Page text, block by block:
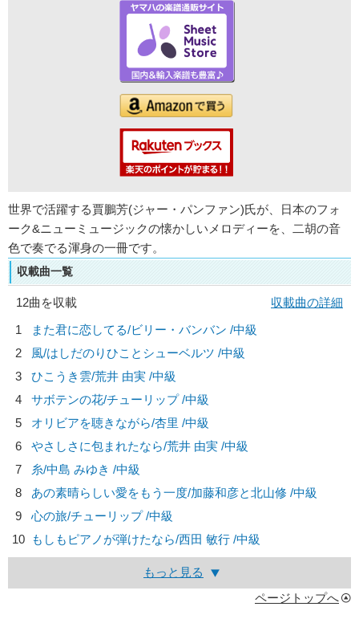
世界で活躍する賈鵬芳(ジャー・パンファン)氏が、日本のフォ
ーク&ニューミュージックの懐かしいメロディーを、二胡の音
色で奏でる渾身の一冊です。
収載曲一覧
12曲を収載
収載曲の詳細
1
また君に恋してる/ビリー・バンバン /中級
2
風/はしだのりひことシューベルツ /中級
3
ひこうき雲/荒井 由実 /中級
4
サボテンの花/チューリップ/中級
5
オリビアを聴きながら/杏里 /中級
6
やさしさに包まれたなら/荒井 由実 /中級
7
糸/中島 みゆき /中級
8
あの素晴らしい愛をもう一度/加藤和彦と北山修 /中級
9
心の旅/チューリップ/中級
10 もしもピアノが弾けたなら/西田 敏行 /中級
もっと見る
ページトップへ